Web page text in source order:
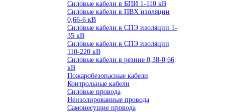
Cиловые кабели в БПИ 1-110 кВ
Силовые кабели в ПВХ изоляции
0,66-6 кВ
Силовые кабели в СПЭ изоляции 1-
35 кВ
Силовые кабели в СПЭ изоляции
110-220 кВ
Силовые кабели в резине 0,38-0,66
кВ
Пожаробезопасные кабели
Контрольные кабели
Силовые провода
Неизолированные провода
Самонесущие провода